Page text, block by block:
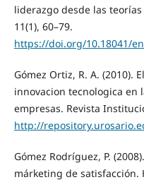
liderazgo desde las
11(1), 60–79.
https://doi.org/10.18041/
Gómez Ortiz, R. A. (2010).
innovacion tecnologica en
empresas. Revista
http://
Gómez Rodríguez, P.
márketing de satisfacción.